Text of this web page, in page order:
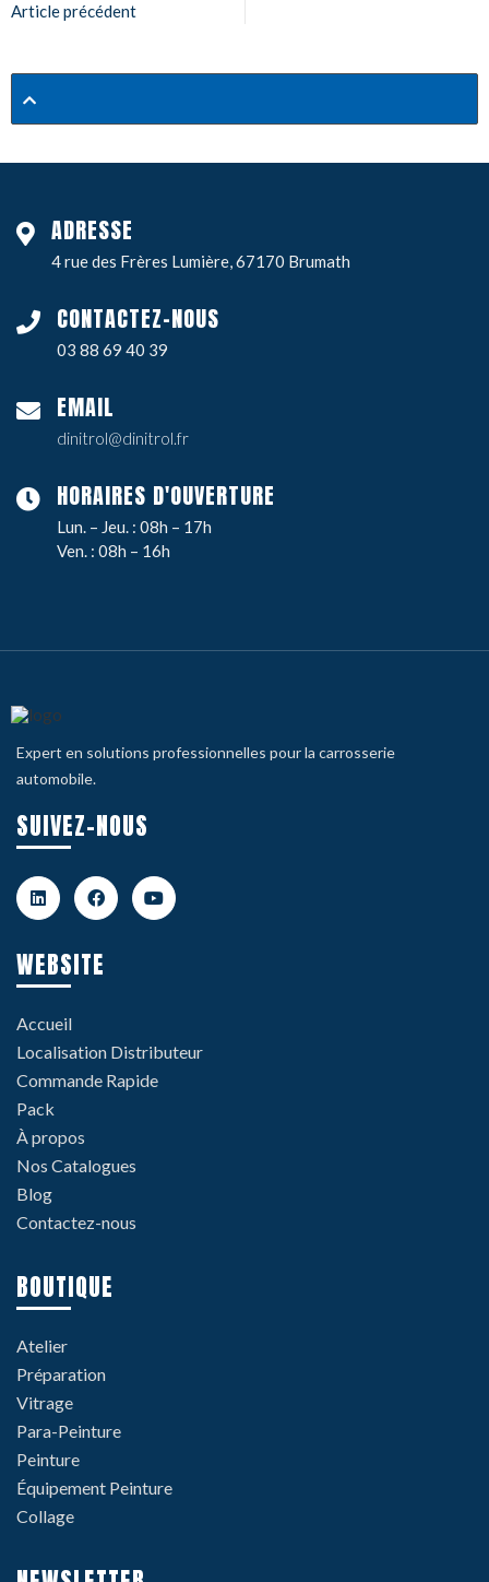
Article précédent
ADRESSE
4 rue des Frères Lumière, 67170 Brumath
CONTACTEZ-NOUS
03 88 69 40 39
EMAIL
dinitrol@dinitrol.fr
HORAIRES D'OUVERTURE
Lun. – Jeu. : 08h – 17h
Ven. : 08h – 16h
Expert en solutions professionnelles pour la carrosserie
automobile.
SUIVEZ-NOUS
WEBSITE
Accueil
Localisation Distributeur
Commande Rapide
Pack
À propos
Nos Catalogues
Blog
Contactez-nous
BOUTIQUE
Atelier
Préparation
Vitrage
Para-Peinture
Peinture
Équipement Peinture
Collage